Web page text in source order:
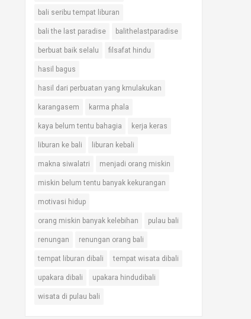
bali seribu tempat liburan
bali the last paradise balithelastparadise
berbuat baik selalu filsafat hindu
hasil bagus
hasil dari perbuatan yang kmulakukan
karangasem karma phala
kaya belum tentu bahagia kerja keras
liburan ke bali liburan kebali
makna siwalatri menjadi orang miskin
miskin belum tentu banyak kekurangan
motivasi hidup
orang miskin banyak kelebihan pulau bali
renungan renungan orang bali
tempat liburan dibali tempat wisata dibali
upakara dibali upakara hindudibali
wisata di pulau bali